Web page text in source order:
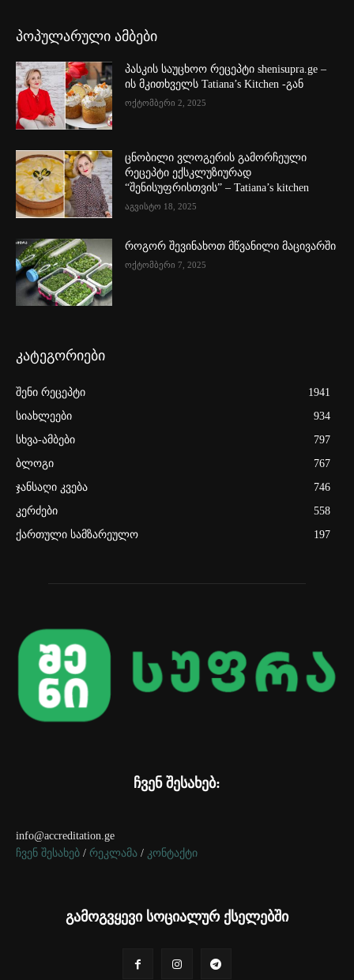
პოპულარული ამბები
პასკის საუცხოო რეცეპტი shenisupra.ge –
ის მკითხველს Tatiana’s Kitchen -გან
ოქტომბერი 2, 2025
ცნობილი ვლოგერის გამორჩეული
რეცეპტი ექსკლუზიურად
“შენისუფრისთვის” – Tatiana’s kitchen
აგვისტო 18, 2025
როგორ შევინახოთ მწვანილი მაცივარში
ოქტომბერი 7, 2025
კატეგორიები
შენი რეცეპტი
1941
სიახლეები
934
სხვა-ამბები
797
ბლოგი
767
ჯანსაღი კვება
746
კერძები
558
ქართული სამზარეულო
197
ჩვენ შესახებ:
info@accreditation.ge
ჩვენ შესახებ / რეკლამა / კონტაქტი
გამოგვყევი სოციალურ ქსელებში